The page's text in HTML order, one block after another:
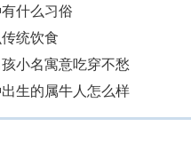
什么习俗
统饮食
小名寓意吃穿不愁
生的属牛人怎么样